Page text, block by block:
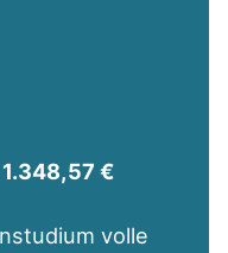
€
volle